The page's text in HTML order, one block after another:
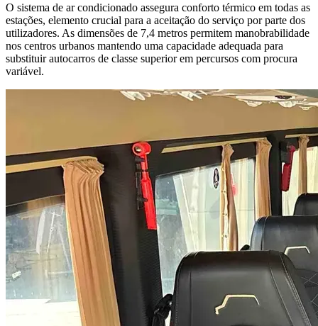
O sistema de ar condicionado assegura conforto térmico em todas as
estações, elemento crucial para a aceitação do serviço por parte dos
utilizadores. As dimensões de 7,4 metros permitem manobrabilidade
nos centros urbanos mantendo uma capacidade adequada para
substituir autocarros de classe superior em percursos com procura
variável.